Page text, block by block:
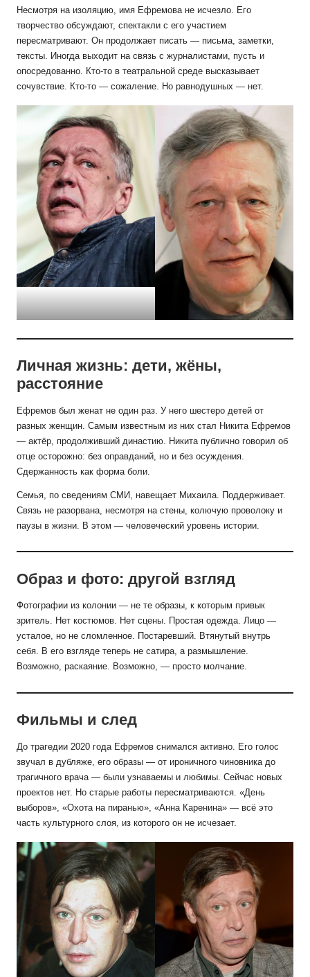
Несмотря на изоляцию, имя Ефремова не исчезло. Его
творчество обсуждают, спектакли с его участием
пересматривают. Он продолжает писать — письма, заметки,
тексты. Иногда выходит на связь с журналистами, пусть и
опосредованно. Кто-то в театральной среде высказывает
сочувствие. Кто-то — сожаление. Но равнодушных — нет.
Личная жизнь: дети, жёны,
расстояние
Ефремов был женат не один раз. У него шестеро детей от
разных женщин. Самым известным из них стал Никита Ефремов
— актёр, продолживший династию. Никита публично говорил об
отце осторожно: без оправданий, но и без осуждения.
Сдержанность как форма боли.
Семья, по сведениям СМИ, навещает Михаила. Поддерживает.
Связь не разорвана, несмотря на стены, колючую проволоку и
паузы в жизни. В этом — человеческий уровень истории.
Образ и фото: другой взгляд
Фотографии из колонии — не те образы, к которым привык
зритель. Нет костюмов. Нет сцены. Простая одежда. Лицо —
усталое, но не сломленное. Постаревший. Втянутый внутрь
себя. В его взгляде теперь не сатира, а размышление.
Возможно, раскаяние. Возможно, — просто молчание.
Фильмы и след
До трагедии 2020 года Ефремов снимался активно. Его голос
звучал в дубляже, его образы — от ироничного чиновника до
трагичного врача — были узнаваемы и любимы. Сейчас новых
проектов нет. Но старые работы пересматриваются. «День
выборов», «Охота на пиранью», «Анна Каренина» — всё это
часть культурного слоя, из которого он не исчезает.